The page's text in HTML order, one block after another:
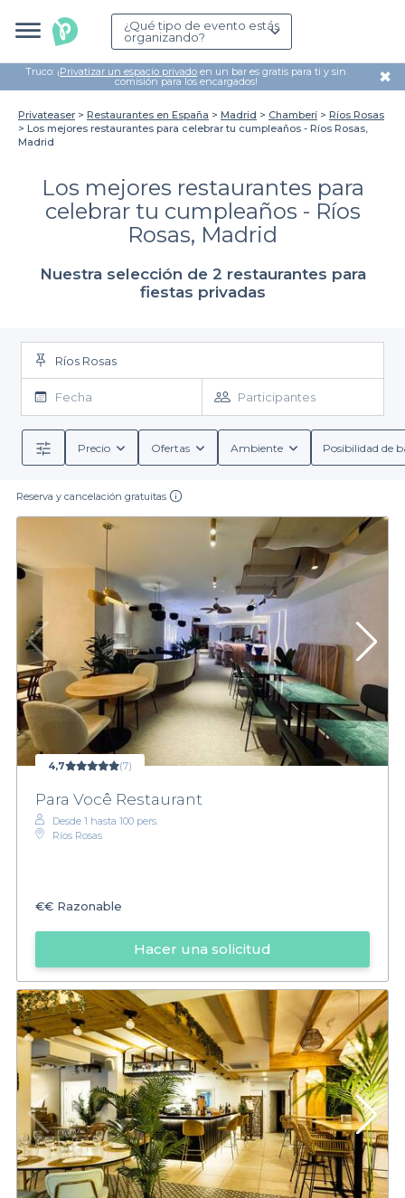
¿Qué tipo de evento estás
organizando?
Truco: ¡Privatizar un espacio privado en un bar es gratis para ti y sin
comisión para los encargados! ✖
Privateaser Restaurantes en España Madrid Chamberí
Ríos Rosas
Los mejores restaurantes para celebrar tu cumpleaños - Ríos Rosas,
Madrid
Los mejores restaurantes para
celebrar tu cumpleaños - Ríos
Rosas, Madrid
Nuestra selección de 2 restaurantes para
fiestas privadas
Ríos Rosas
Fecha Participantes
Precio Ofertas Ambiente Posibilidad de
Reserva y cancelación gratuitas
4,7 (7)
Para Você Restaurant
Desde 1 hasta 100 pers.
Ríos Rosas
€€ Razonable
Hacer una solicitud